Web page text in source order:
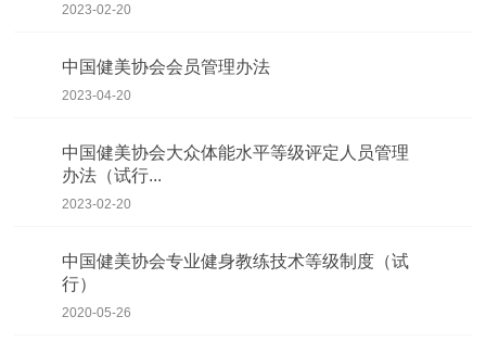
2023-02-20
中国健美协会会员管理办法
2023-04-20
中国健美协会大众体能水平等级评定人员管理
办法（试行...
2023-02-20
中国健美协会专业健身教练技术等级制度（试
行）
2020-05-26